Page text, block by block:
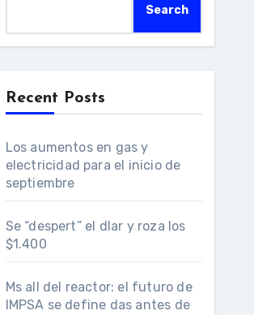
Search
Recent Posts
Los aumentos en gas y
electricidad para el inicio de
septiembre
Se “despert” el dlar y roza los
$1.400
Ms all del reactor: el futuro de
IMPSA se define das antes de